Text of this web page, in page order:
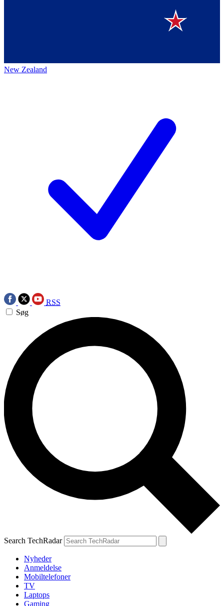
New Zealand
RSS
Søg
Search TechRadar
Nyheder
Anmeldelse
Mobiltelefoner
TV
Laptops
Gaming